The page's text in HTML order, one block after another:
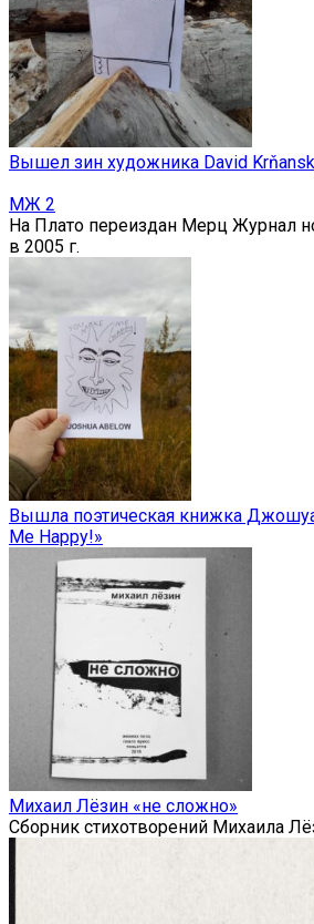
Вышел зин художника David
МЖ 2
На Плато переиздан Мерц Журнал
в 2005 г.
Вышла поэтическая книжка
Me Happy!»
Михаил Лёзин «не сложно»
Сборник стихотворений Михаила